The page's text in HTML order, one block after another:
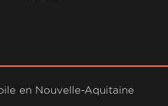
en Nouvelle-Aquitaine